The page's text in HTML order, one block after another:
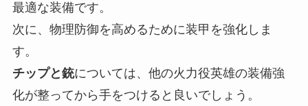
最適な装備です。
次に、物理防御を高めるために装甲を強化しま
す。
チップと銃については、他の火力役英雄の装備強
化が整ってから手をつけると良いでしょう。